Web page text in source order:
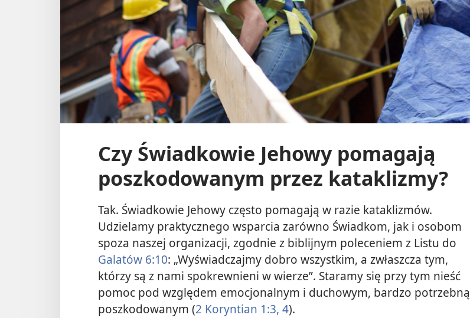
Czy Świadkowie Jehowy pomagają
poszkodowanym przez kataklizmy?
Tak. Świadkowie Jehowy często pomagają w razie kataklizmów.
Udzielamy praktycznego wsparcia zarówno Świadkom, jak i osobom
spoza naszej organizacji, zgodnie z biblijnym poleceniem z Listu do
Galatów 6:10: „Wyświadczajmy dobro wszystkim, a zwłaszcza tym,
którzy są z nami spokrewnieni w wierze”. Staramy się przy tym nieść
pomoc pod względem emocjonalnym i duchowym, bardzo potrzebną
poszkodowanym (2 Koryntian 1:3, 4).